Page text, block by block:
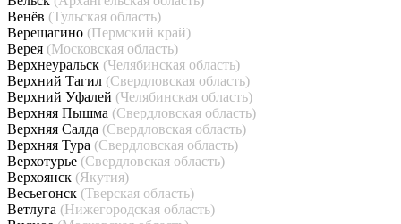
Венёв (Тульская область)
Верещагино (Пермский край)
Верея (Московская область)
Верхнеуральск (Челябинская область)
Верхний Тагил (Свердловская область)
Верхний Уфалей (Челябинская область)
Верхняя Пышма (Свердловская область)
Верхняя Салда (Свердловская область)
Верхняя Тура (Свердловская область)
Верхотурье (Свердловская область)
Верхоянск (Якутия)
Весьегонск (Тверская область)
Ветлуга (Нижегородская область)